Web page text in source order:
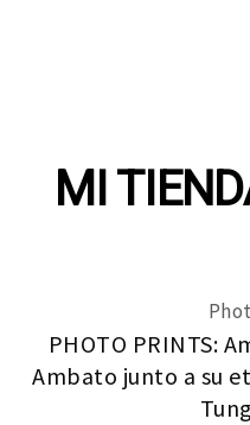
MI
PHOTO PRINTS:
Ambato junto a su